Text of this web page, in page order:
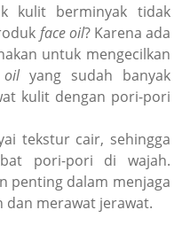
kulit berminyak tidak
face oil? Karena ada
untuk mengecilkan
yang sudah banyak
kulit dengan pori-pori
tekstur cair, sehingga
pori-pori di wajah.
penting dalam menjaga
dan merawat jerawat.